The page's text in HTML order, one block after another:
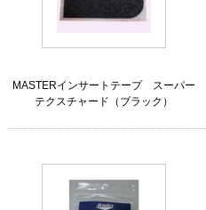
MASTERインサートテープ スーパー
テクスチャード（ブラック）